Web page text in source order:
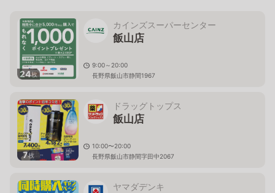
24枚
カインズスーパーセンター
飯山店
9:00～20:00
長野県飯山市静間1967
7枚
ドラッグトップス
飯山店
10:00〜20:00
長野県飯山市静間字田中2067
ヤマダデンキ